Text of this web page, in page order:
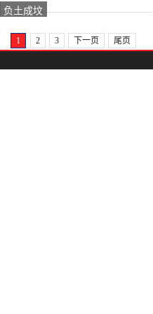
负土成坟
1 2 3 下一页
尾页